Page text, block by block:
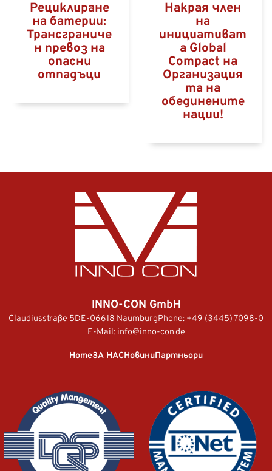
Рециклиране
на батерии:
Трансграниче
н превоз на
опасни
отпадъци
Накрая член
на
инициативат
а Global
Compact на
Организация
та на
обединените
нации!
INNO-CON GmbH
Claudiusstraße 5DE-06618 NaumburgPhone: +49 (3445) 7098-0
E-Mail: info@inno-con.de
HomeЗА НАСНовиниПартньори